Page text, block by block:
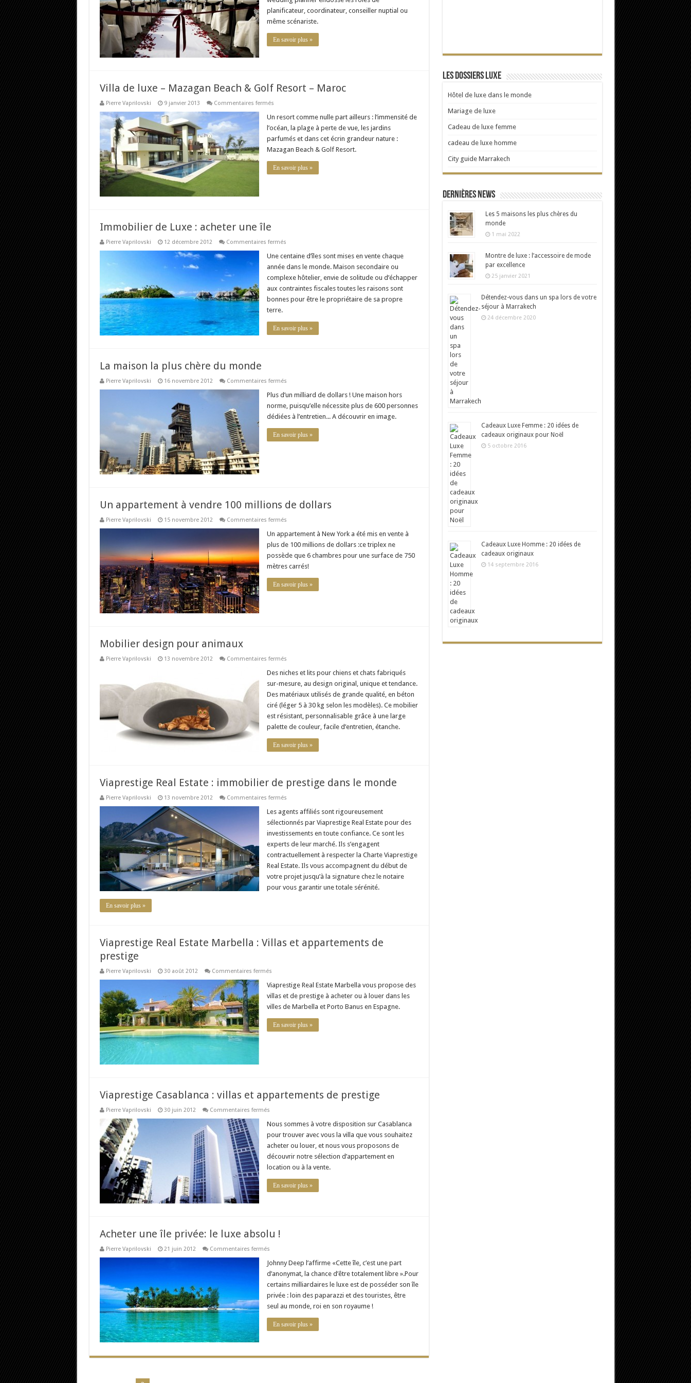
planificateur, coordinateur, conseiller nuptial ou
même scénariste.
En savoir plus »
Villa de luxe – Mazagan Beach & Golf Resort – Maroc
Pierre Vaprilovski 9 janvier 2013 Commentaires ferméssur
de
–
Mazagan
Beach
&
Resort
–
Maroc
Un resort comme nulle part ailleurs : l’immensité de
l’océan, la plage à perte de vue, les jardins
parfumés et dans cet écrin grandeur nature :
Mazagan Beach & Golf Resort.
En savoir plus »
Immobilier de Luxe : acheter une île
Pierre Vaprilovski 12 décembre 2012 Commentaires ferméssur
de
:
acheter
une
île
Une centaine d’îles sont mises en vente chaque
année dans le monde. Maison secondaire ou
complexe hôtelier, envie de solitude ou d’échapper
aux contraintes fiscales toutes les raisons sont
bonnes pour être le propriétaire de sa propre
terre.
En savoir plus »
La maison la plus chère du monde
Pierre Vaprilovski 16 novembre 2012 Commentaires ferméssur
maison
plus
chère
du
monde
Plus d’un milliard de dollars ! Une maison hors
norme, puisqu’elle nécessite plus de 600 personnes
dédiées à l’entretien... A découvrir en image.
En savoir plus »
Un appartement à vendre 100 millions de dollars
Pierre Vaprilovski 15 novembre 2012 Commentaires ferméssur
appartement
vendre
100
millions
de
Un appartement à New York a été mis en vente à
plus de 100 millions de dollars :ce triplex ne
possède que 6 chambres pour une surface de 750
mètres carrés!
En savoir plus »
Mobilier design pour animaux
Pierre Vaprilovski 13 novembre 2012 Commentaires ferméssur
design
animaux
Des niches et lits pour chiens et chats fabriqués
sur-mesure, au design original, unique et tendance.
Des matériaux utilisés de grande qualité, en béton
ciré (léger 5 à 30 kg selon les modèles). Ce mobilier
est résistant, personnalisable grâce à une large
palette de couleur, facile d’entretien, étanche.
En savoir plus »
Viaprestige Real Estate : immobilier de prestige dans le monde
Pierre Vaprilovski 13 novembre 2012 Commentaires ferméssur
Real
:
immobilier
de
prestige
dans
le
monde
Les agents affiliés sont rigoureusement
sélectionnés par Viaprestige Real Estate pour des
investissements en toute confiance. Ce sont les
experts de leur marché. Ils s’engagent
contractuellement à respecter la Charte Viaprestige
Real Estate. Ils vous accompagnent du début de
votre projet jusqu’à la signature chez le notaire
pour vous garantir une totale sérénité.
En savoir plus »
Viaprestige Real Estate Marbella : Villas et appartements de
prestige
Pierre Vaprilovski 30 août 2012 Commentaires ferméssur
Real
Estate
Marbella
:
Villas
et
appartements
de
Viaprestige Real Estate Marbella vous propose des
villas et de prestige à acheter ou à louer dans les
villes de Marbella et Porto Banus en Espagne.
En savoir plus »
Viaprestige Casablanca : villas et appartements de prestige
Pierre Vaprilovski 30 juin 2012 Commentaires ferméssur
Casablanca
villas
et
appartements
de
prestige
Nous sommes à votre disposition sur Casablanca
pour trouver avec vous la villa que vous souhaitez
acheter ou louer, et nous vous proposons de
découvrir notre sélection d’appartement en
location ou à la vente.
En savoir plus »
Acheter une île privée: le luxe absolu !
Pierre Vaprilovski 21 juin 2012 Commentaires ferméssur
une
privée:
le
luxe
absolu
Johnny Deep l’affirme «Cette île, c’est une part
d’anonymat, la chance d’être totalement libre ».Pour
certains milliardaires le luxe est de posséder son île
privée : loin des paparazzi et des touristes, être
seul au monde, roi en son royaume !
En savoir plus »
Les dossiers Luxe
Hôtel de luxe dans le monde
Mariage de luxe
Cadeau de luxe femme
cadeau de luxe homme
City guide Marrakech
Dernières news
Les 5 maisons les plus chères du
monde
1 mai 2022
Montre de luxe : l’accessoire de mode
par excellence
25 janvier 2021
Détendez-vous dans un spa lors de votre
séjour à Marrakech
24 décembre 2020
Cadeaux Luxe Femme : 20 idées de
cadeaux originaux pour Noël
5 octobre 2016
Cadeaux Luxe Homme : 20 idées de
cadeaux originaux
14 septembre 2016